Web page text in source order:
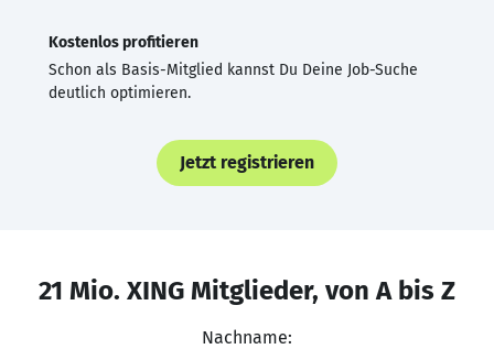
Kostenlos profitieren
Schon als Basis-Mitglied kannst Du Deine Job-Suche
deutlich optimieren.
Jetzt registrieren
21 Mio. XING Mitglieder, von A bis Z
Nachname: